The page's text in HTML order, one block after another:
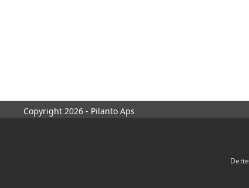
Copyright 2026 - Pilanto Aps